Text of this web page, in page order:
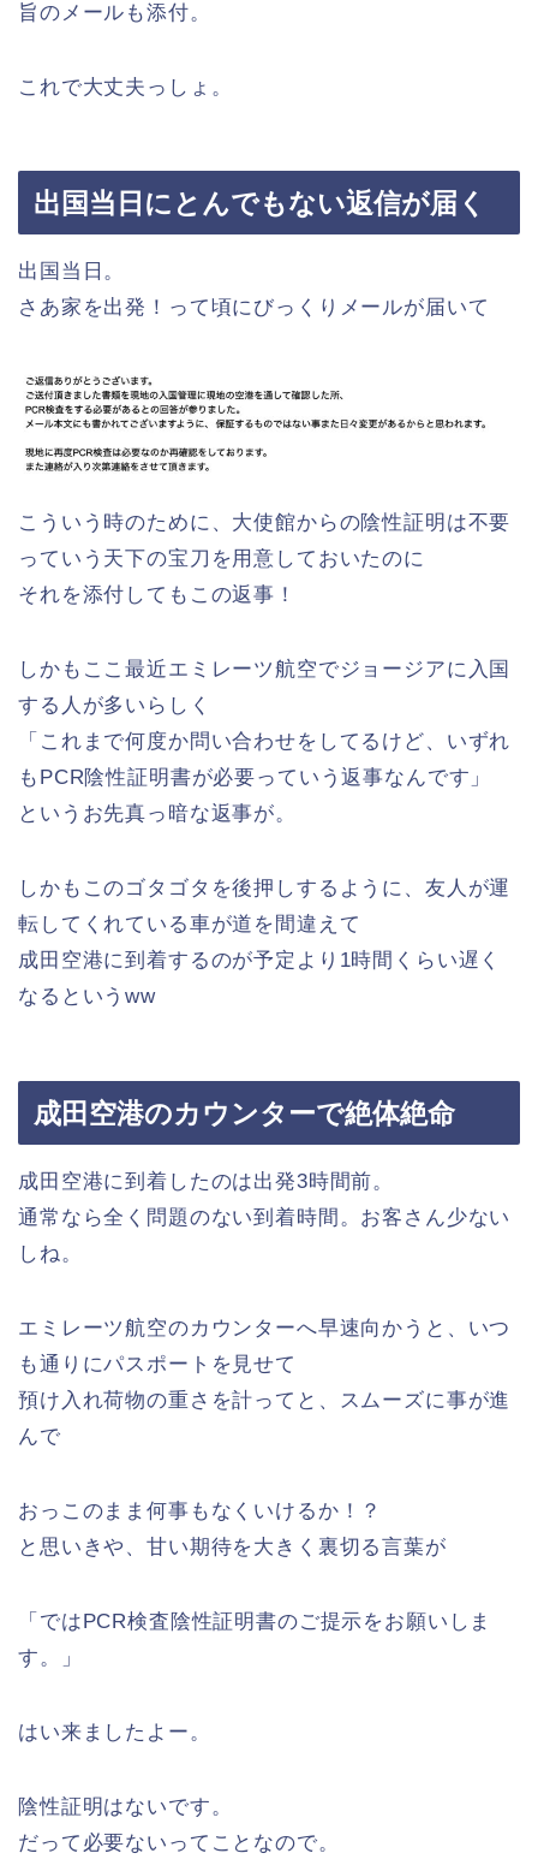
旨のメールも添付。
これで大丈夫っしょ。
出国当日にとんでもない返信が届く
出国当日。
さあ家を出発！って頃にびっくりメールが届いて
こういう時のために、大使館からの陰性証明は不要
っていう天下の宝刀を用意しておいたのに
それを添付してもこの返事！
しかもここ最近エミレーツ航空でジョージアに入国
する人が多いらしく
「これまで何度か問い合わせをしてるけど、いずれ
もPCR陰性証明書が必要っていう返事なんです」
というお先真っ暗な返事が。
しかもこのゴタゴタを後押しするように、友人が運
転してくれている車が道を間違えて
成田空港に到着するのが予定より1時間くらい遅く
なるというww
成田空港のカウンターで絶体絶命
成田空港に到着したのは出発3時間前。
通常なら全く問題のない到着時間。お客さん少ない
しね。
エミレーツ航空のカウンターへ早速向かうと、いつ
も通りにパスポートを見せて
預け入れ荷物の重さを計ってと、スムーズに事が進
んで
おっこのまま何事もなくいけるか！？
と思いきや、甘い期待を大きく裏切る言葉が
「ではPCR検査陰性証明書のご提示をお願いしま
す。」
はい来ましたよー。
陰性証明はないです。
だって必要ないってことなので。